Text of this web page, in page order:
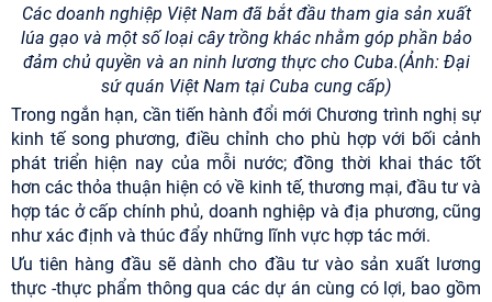
Các doanh nghiệp Việt Nam đã bắt đầu tham gia sản xuất
lúa gạo và một số loại cây trồng khác nhằm góp phần bảo
đảm chủ quyền và an ninh lương thực cho Cuba.(Ảnh: Đại
sứ quán Việt Nam tại Cuba cung cấp)
Trong ngắn hạn, cần tiến hành đổi mới Chương trình nghị sự
kinh tế song phương, điều chỉnh cho phù hợp với bối cảnh
phát triển hiện nay của mỗi nước; đồng thời khai thác tốt
hơn các thỏa thuận hiện có về kinh tế, thương mại, đầu tư và
hợp tác ở cấp chính phủ, doanh nghiệp và địa phương, cũng
như xác định và thúc đẩy những lĩnh vực hợp tác mới.
Ưu tiên hàng đầu sẽ dành cho đầu tư vào sản xuất lương
thực -thực phẩm thông qua các dự án cùng có lợi, bao gồm